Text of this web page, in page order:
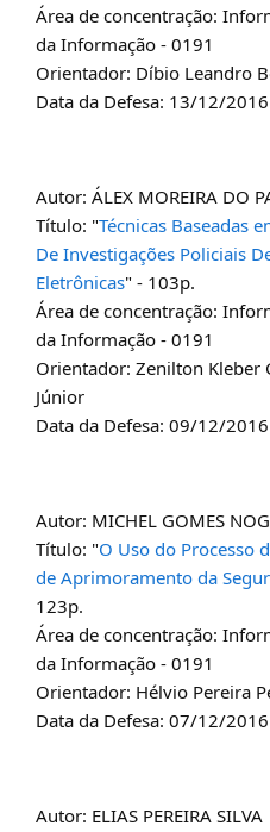
Área de concentração:
da Informação - 0191
Orientador: Díbio Leandro
Data da Defesa: 13/12/2016
Autor: ÁLEX MOREIRA DO
Título: "Técnicas Baseadas
De Investigações Policiais
Eletrônicas" - 103p.
Área de concentração:
da Informação - 0191
Orientador: Zenilton Kleber
Júnior
Data da Defesa: 09/12/2016
Autor: MICHEL GOMES
Título: "O Uso do Processo
de Aprimoramento da
123p.
Área de concentração:
da Informação - 0191
Orientador: Hélvio Pereira
Data da Defesa: 07/12/2016
Autor: ELIAS PEREIRA SILVA